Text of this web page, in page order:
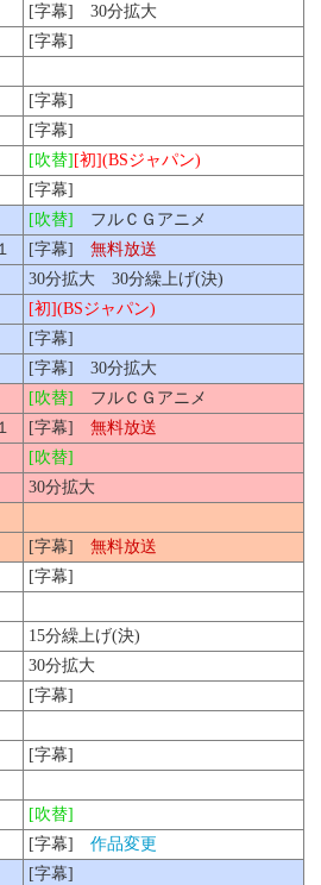
[字幕] 30分拡大
[字幕]
[字幕]
[字幕]
[吹替][初](BSジャパン)
[字幕]
[吹替] フルＣＧアニメ
[字幕] 無料放送
30分拡大 30分繰上げ(決)
[初](BSジャパン)
[字幕]
[字幕] 30分拡大
[吹替] フルＣＧアニメ
[字幕] 無料放送
[吹替]
30分拡大
[字幕] 無料放送
[字幕]
15分繰上げ(決)
30分拡大
[字幕]
[字幕]
[吹替]
[字幕] 作品変更
[字幕]